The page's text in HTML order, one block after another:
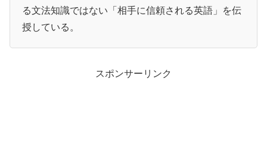
る文法知識ではない「相手に信頼される英語」を伝
授している。
スポンサーリンク